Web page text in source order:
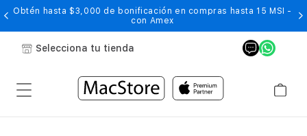
Obtén hasta $3,000 de bonificación en compras hasta 15 MSI -
con Amex
Selecciona tu tienda